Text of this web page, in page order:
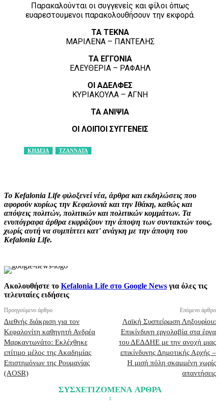
Παρακαλούνται οι συγγενείς και φίλοι όπως
ευαρεστουμενοι παρακολουθήσουν την εκφορά.
ΤΑ ΤΕΚΝΑ
ΜΑΡΙΛΕΝΑ – ΠΑΝΤΕΛΗΣ
ΤΑ ΕΓΓΟΝΙΑ
ΕΛΕΥΘΕΡΙΑ – ΡΑΦΑΗΛ
ΟΙ ΑΔΕΛΦΕΣ
ΚΥΡΙΑΚΟΥΛΑ – ΑΓΝΗ
ΤΑ ΑΝΙΨΙΑ
ΟΙ ΛΟΙΠΟΙ ΣΥΓΓΕΝΕΙΣ
ΚΗΔΕΙΑ ΤΖΑΝΝΑΤΑ
Το Kefalonia Life φιλοξενεί νέα, άρθρα και εκδηλώσεις που
αφορούν κυρίως την Κεφαλονιά και την Ιθάκη, καθώς και
απόψεις πολιτών, πολιτικών και πολιτικών κομμάτων. Τα
ενυπόγραφα άρθρα εκφράζουν την άποψη των συντακτών τους,
χωρίς αυτή να συμπίπτει κατ' ανάγκη με την άποψη του
Kefalonia Life.
Ακολουθήστε το Kefalonia Life στο Google News για όλες τις
τελευταίες ειδήσεις
Προηγούμενο άρθρο
Διεθνής διάκριση για τον
Κεφαλονίτη καθηγητή Ανδρέα
Μαρκαντωνάτο: Εκλέχθηκε
επίτιμο μέλος της Ακαδημίας
Επιστημόνων της Ρουμανίας
(AOSR)
Επόμενο άρθρο
Λαϊκή Συσπείρωση Ληξουρίου:
Επικίνδυνη εργολαβία στα έργα
του ΔΕΔΔΗΕ με την ανοχή μιας
επικίνδυνης Δημοτικής Αρχής –
Η μισή πόλη σκαμμένη χωρίς
απαντήσεις
ΣΥΣΧΕΤΙΖΟΜΕΝΑ ΑΡΘΡΑ